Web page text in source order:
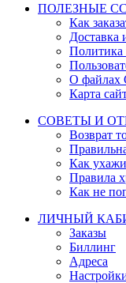
ПОЛЕЗНЫЕ
Как
Доставка
Политика
О файлах
Карта
СОВЕТЫ И
Возврат
Как
Правила
Как не
ЛИЧНЫЙ
Заказы
Биллинг
Адреса